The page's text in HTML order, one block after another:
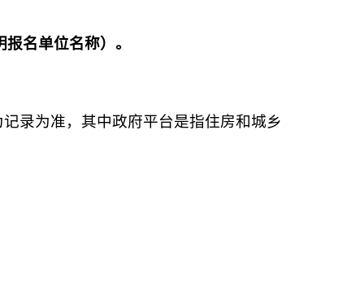
名单位名称）。
录为准，其中政府平台是指住房和城乡